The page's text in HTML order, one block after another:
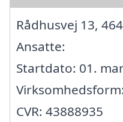
Rådhusvej 13,
Ansatte:
Startdato: 01.
CVR: 43888935